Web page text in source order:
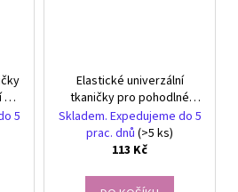
5
Elastické univerzální
tkaničky pro pohodlné
obouvání
Skladem. Expedujeme do 5
prac. dnů (>5 ks)
113 Kč